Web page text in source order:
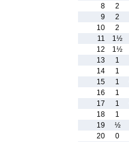
8
2
9
2
10
2
11
1½
12
1½
13
1
14
1
15
1
16
1
17
1
18
1
19
½
20
0